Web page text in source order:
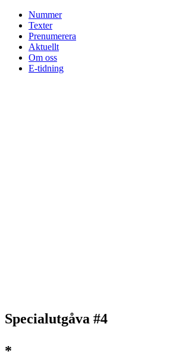
Skip
content
Nummer
Texter
Prenumerera
Aktuellt
Om oss
E-tidning
Specialutgåva #4
*